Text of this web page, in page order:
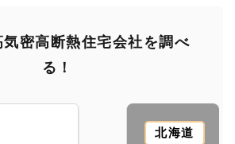
気密高断熱住宅会社を調べ
る！
北海道